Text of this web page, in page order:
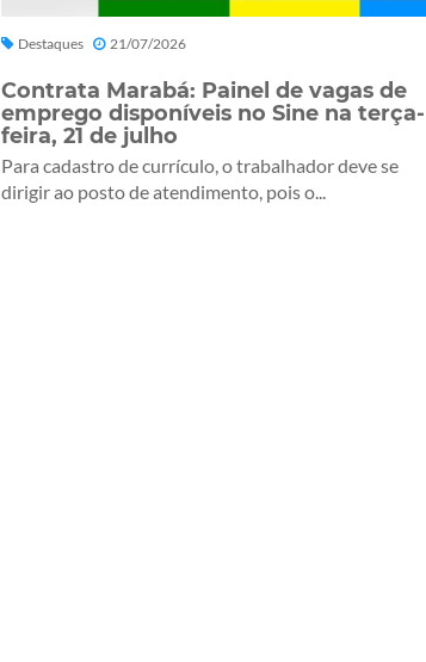
Destaques 21/07/2026
Contrata Marabá: Painel de vagas de
emprego disponíveis no Sine na terça-
feira, 21 de julho
Para cadastro de currículo, o trabalhador deve se
dirigir ao posto de atendimento, pois o...